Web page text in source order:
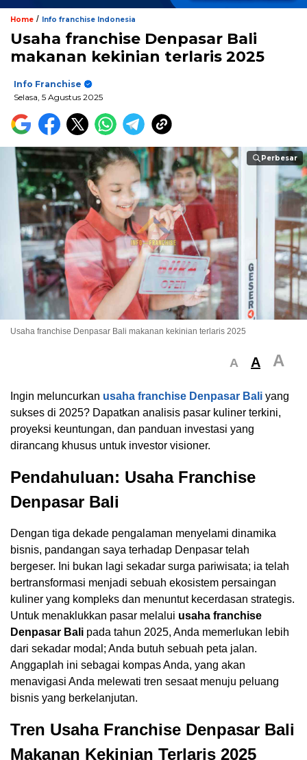
Home / Info franchise Indonesia
Usaha franchise Denpasar Bali
makanan kekinian terlaris 2025
Info Franchise
Selasa, 5 Agustus 2025
Perbesar
Usaha franchise Denpasar Bali makanan kekinian terlaris 2025
A A A
Ingin meluncurkan usaha franchise Denpasar Bali yang
sukses di 2025? Dapatkan analisis pasar kuliner terkini,
proyeksi keuntungan, dan panduan investasi yang
dirancang khusus untuk investor visioner.
Pendahuluan: Usaha Franchise
Denpasar Bali
Dengan tiga dekade pengalaman menyelami dinamika
bisnis, pandangan saya terhadap Denpasar telah
bergeser. Ini bukan lagi sekadar surga pariwisata; ia telah
bertransformasi menjadi sebuah ekosistem persaingan
kuliner yang kompleks dan menuntut kecerdasan strategis.
Untuk menaklukkan pasar melalui usaha franchise
Denpasar Bali pada tahun 2025, Anda memerlukan lebih
dari sekadar modal; Anda butuh sebuah peta jalan.
Anggaplah ini sebagai kompas Anda, yang akan
menavigasi Anda melewati tren sesaat menuju peluang
bisnis yang berkelanjutan.
Tren Usaha Franchise Denpasar Bali
Makanan Kekinian Terlaris 2025